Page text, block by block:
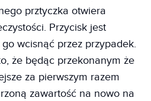
prztyczka otwiera
Przycisk jest
wcisnąć przez przypadek.
że będąc przekonanym że
za pierwszym razem
zawartość na nowo na